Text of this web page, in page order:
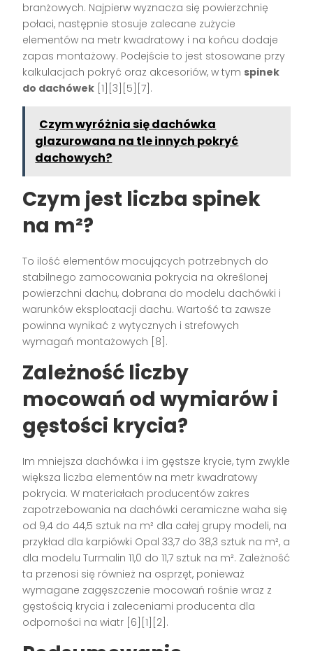
branżowych. Najpierw wyznacza się powierzchnię
połaci, następnie stosuje zalecane zużycie
elementów na metr kwadratowy i na końcu dodaje
zapas montażowy. Podejście to jest stosowane przy
kalkulacjach pokryć oraz akcesoriów, w tym spinek
do dachówek [1][3][5][7].
Czym wyróżnia się dachówka
glazurowana na tle innych pokryć
dachowych?
Czym jest liczba spinek
na m²?
To ilość elementów mocujących potrzebnych do
stabilnego zamocowania pokrycia na określonej
powierzchni dachu, dobrana do modelu dachówki i
warunków eksploatacji dachu. Wartość ta zawsze
powinna wynikać z wytycznych i strefowych
wymagań montażowych [8].
Zależność liczby
mocowań od wymiarów i
gęstości krycia?
Im mniejsza dachówka i im gęstsze krycie, tym zwykle
większa liczba elementów na metr kwadratowy
pokrycia. W materiałach producentów zakres
zapotrzebowania na dachówki ceramiczne waha się
od 9,4 do 44,5 sztuk na m² dla całej grupy modeli, na
przykład dla karpiówki Opal 33,7 do 38,3 sztuk na m², a
dla modelu Turmalin 11,0 do 11,7 sztuk na m². Zależność
ta przenosi się również na osprzęt, ponieważ
wymagane zagęszczenie mocowań rośnie wraz z
gęstością krycia i zaleceniami producenta dla
odporności na wiatr [6][1][2].